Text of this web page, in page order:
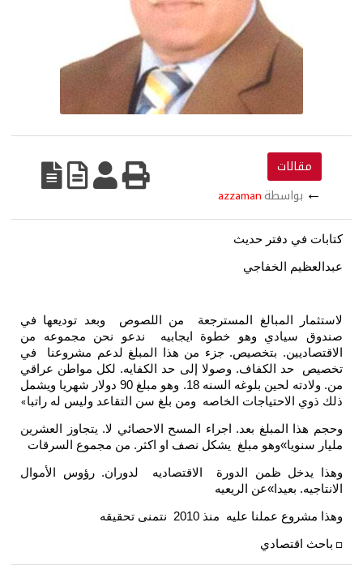
مقالات
← بواسطة azzaman
كتابات في دفتر حديث
عبدالعظيم الخفاجي
لاستثمار المبالغ المسترجعة من اللصوص وبعد توديعها في
صندوق سيادي وهو خطوة ايجابيه ندعو نحن مجموعه من
الاقتصاديين. بتخصيص. جزء من هذا المبلغ لدعم مشروعنا في
تخصيص حد الكفاف. وصولا إلى حد الكفايه. لكل مواطن عراقي
من. ولادته لحين بلوغه السنه 18. وهو مبلغ 90 دولار شهريا ويشمل
ذلك ذوي الاحتياجات الخاصه ومن بلغ سن التقاعد وليس له راتبا»
وحجم هذا المبلغ بعد. اجراء المسح الاحصائي لا. يتجاوز العشرين
مليار سنويا»وهو مبلغ يشكل نصف او اكثر. من مجموع السرقات
وهذا يدخل ظمن الدورة الاقتصاديه لدوران. رؤوس الأموال
الانتاجيه. بعيدا»عن الريعيه
وهذا مشروع عملنا عليه منذ 2010 نتمنى تحقيقه
□ باحث اقتصادي